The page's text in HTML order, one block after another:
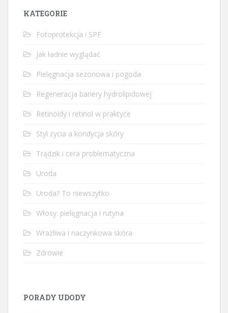
KATEGORIE
Fotoprotekcja i SPF
Jak ładnie wyglądać
Pielęgnacja sezonowa i pogoda
Regeneracja bariery hydrolipidowej
Retinoidy i retinol w praktyce
Styl życia a kondycja skóry
Trądzik i cera problematyczna
Uroda
Uroda? To niewszytko
Włosy: pielęgnacja i rutyna
Wrażliwa i naczynkowa skóra
Zdrowie
PORADY UDODY